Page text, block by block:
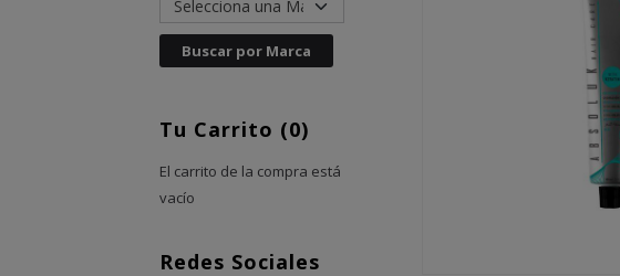
Tu Carrito (0)
El carrito de la compra está
vacío
Redes Sociales